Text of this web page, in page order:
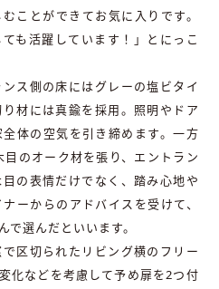
ことができてお気に入りです。
も活躍しています！」とにっこ
ス側の床にはグレーの塩ビタイ
材には真鍮を採用。照明やドア
体の空気を引き締めます。一方
のオーク材を張り、エントラン
の表情だけでなく、踏み心地や
ーからのアドバイスを受けて、
で選んだといいます。
区切られたリビング横のフリー
化などを考慮して予め扉を2つ付